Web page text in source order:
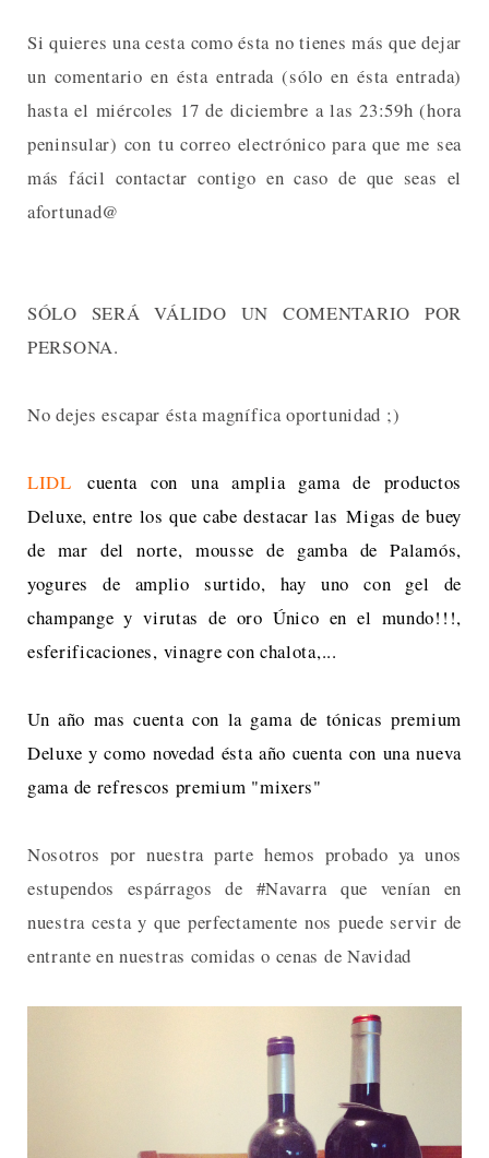
Si quieres una cesta como ésta no tienes más que dejar
un comentario en ésta entrada (sólo en ésta entrada)
hasta el miércoles 17 de diciembre a las 23:59h (hora
peninsular) con tu correo electrónico para que me sea
más fácil contactar contigo en caso de que seas el
afortunad@
SÓLO SERÁ VÁLIDO UN COMENTARIO POR
PERSONA.
No dejes escapar ésta magnífica oportunidad ;)
LIDL cuenta con una amplia gama de productos
Deluxe, entre los que cabe destacar lasMigas de buey
de mar del norte, mousse de gamba de Palamós,
yogures de amplio surtido, hay uno con gel de
champange y virutas de oro Único en el mundo!!!,
esferificaciones, vinagre con chalota,...
Un año mas cuenta con la gama de tónicas premium
Deluxe y como novedad ésta año cuenta con una nueva
gama de refrescos premium "mixers"
Nosotros por nuestra parte hemos probado ya unos
estupendos espárragos de #Navarra que venían en
nuestra cesta y que perfectamente nos puede servir de
entrante en nuestras comidas o cenas de Navidad